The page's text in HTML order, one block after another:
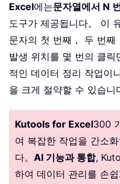
Excel에는문자열에서 N
도구가 제공됩니다。 이
문자의 첫 번째， 두 번
발생 위치를 몇 번의 클
적인 데이터 정리 작업이
을 크게 절약할 수 있습니
Kutools for Excel300
여 복잡한 작업을 간소
다。 AI 기능과 통합,
하여 데이터 관리를 손쉽